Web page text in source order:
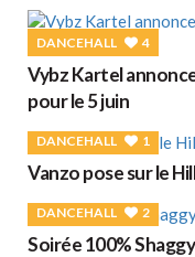
DANCEHALL 4
Vybz Kartel
pour le 5 juin
DANCEHALL 1
Vanzo pose sur le
DANCEHALL 2
Soirée 100%